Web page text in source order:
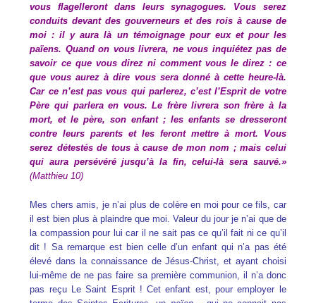
vous flagelleront dans leurs synagogues. Vous serez
conduits devant des gouverneurs et des rois à cause de
moi : il y aura là un témoignage pour eux et pour les
païens. Quand on vous livrera, ne vous inquiétez pas de
savoir ce que vous direz ni comment vous le direz : ce
que vous aurez à dire vous sera donné à cette heure-là.
Car ce n’est pas vous qui parlerez, c’est l’Esprit de votre
Père qui parlera en vous. Le frère livrera son frère à la
mort, et le père, son enfant ; les enfants se dresseront
contre leurs parents et les feront mettre à mort. Vous
serez détestés de tous à cause de mon nom ; mais celui
qui aura persévéré jusqu’à la fin, celui-là sera sauvé.»
(Matthieu 10)
Mes chers amis, je n’ai plus de colère en moi pour ce fils, car
il est bien plus à plaindre que moi. Valeur du jour je n’ai que de
la compassion pour lui car il ne sait pas ce qu’il fait ni ce qu’il
dit ! Sa remarque est bien celle d’un enfant qui n’a pas été
élevé dans la connaissance de Jésus-Christ, et ayant choisi
lui-même de ne pas faire sa première communion, il n’a donc
pas reçu Le Saint Esprit ! Cet enfant est, pour employer le